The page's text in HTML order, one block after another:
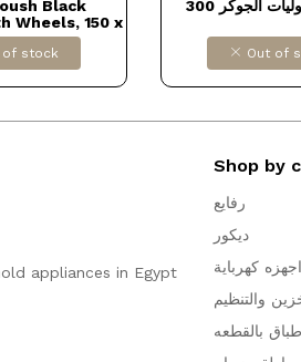
Black
Wheels, 150 x
is durable and
for storing
shoes in an
with a
FOR
of stock Out of
appliances in Egypt
Shop by
رفايع
ديكور
اجهزه كهرباية
والتنظيم
بالقطعه